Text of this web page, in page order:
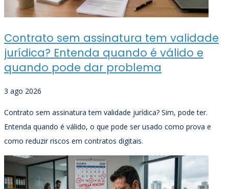
Contrato sem assinatura tem validade
jurídica? Entenda quando é válido e
quando pode dar problema
3 ago 2026
Contrato sem assinatura tem validade jurídica? Sim, pode ter.
Entenda quando é válido, o que pode ser usado como prova e
como reduzir riscos em contratos digitais.